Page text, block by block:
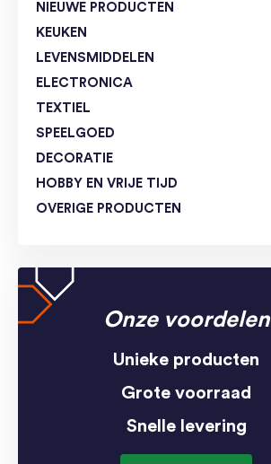
NIEUWE PRODUCTEN
KEUKEN
LEVENSMIDDELEN
ELECTRONICA
TEXTIEL
SPEELGOED
DECORATIE
HOBBY EN VRIJE TIJD
OVERIGE PRODUCTEN
Onze voordelen
Unieke producten
Grote voorraad
Snelle levering